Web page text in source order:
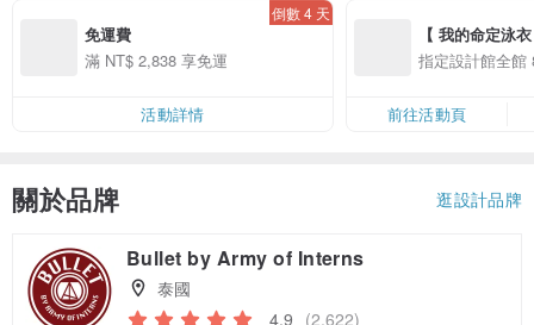
免運費
滿 NT$ 2,838 享免運
倒數 4 天
活動詳情
【 我的命定泳
10 精選品牌享
指定設計館全館
前往活動頁
關於品牌 逛設計品牌
Bullet by Army of Interns
泰國
4.9 (2,622)